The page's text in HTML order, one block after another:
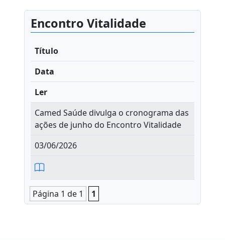
Encontro Vitalidade
Título
Data
Ler
Camed Saúde divulga o cronograma das
ações de junho do Encontro Vitalidade
03/06/2026
Página 1 de 1 1